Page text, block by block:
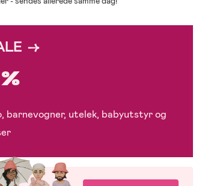
→
barnevogner, utelek, babyutstyr og